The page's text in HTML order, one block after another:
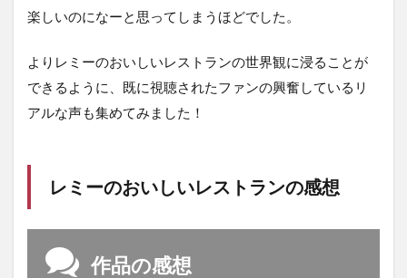
楽しいのになーと思ってしまうほどでした。
よりレミーのおいしいレストランの世界観に浸ることが
できるように、既に視聴されたファンの興奮しているリ
アルな声も集めてみました！
レミーのおいしいレストランの感想
作品の感想